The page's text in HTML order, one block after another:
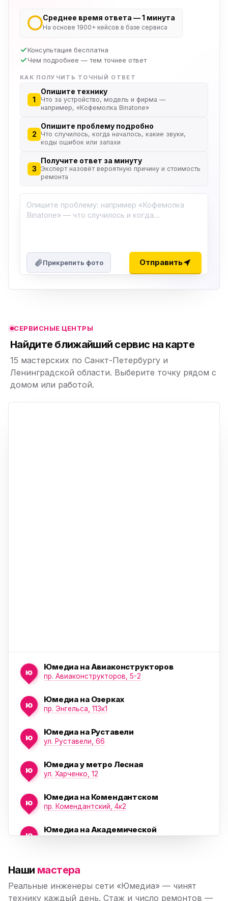
Среднее время ответа — 1 минута
На основе 1900+ кейсов в базе сервиса
Консультация бесплатна
Чем подробнее — тем точнее ответ
КАК ПОЛУЧИТЬ ТОЧНЫЙ ОТВЕТ
1
Опишите технику
Что за устройство, модель и фирма —
например, «Кофемолка Binatone»
2
Опишите проблему подробно
Что случилось, когда началось, какие звуки,
коды ошибок или запахи
3
Получите ответ за минуту
Эксперт назовёт вероятную причину и стоимость
ремонта
Прикрепить фото Отправить
СЕРВИСНЫЕ ЦЕНТРЫ
Найдите ближайший сервис на карте
15 мастерских по Санкт-Петербургу и
Ленинградской области. Выберите точку рядом с
домом или работой.
ю
Юмедиа на Авиаконструкторов
пр. Авиаконструкторов, 5-2
ю
Юмедиа на Озерках
пр. Энгельса, 113к1
ю
Юмедиа на Руставели
ул. Руставели, 66
ю
Юмедиа у метро Лесная
ул. Харченко, 12
ю
Юмедиа на Комендантском
пр. Комендантский, 4к2
ю
Юмедиа на Академической
ю Морская набережная, 35
Юмедиа на Наставников
ю
Наши мастера
Реальные инженеры сети «Юмедиа» — чинят
технику каждый день. Стаж и число ремонтов —